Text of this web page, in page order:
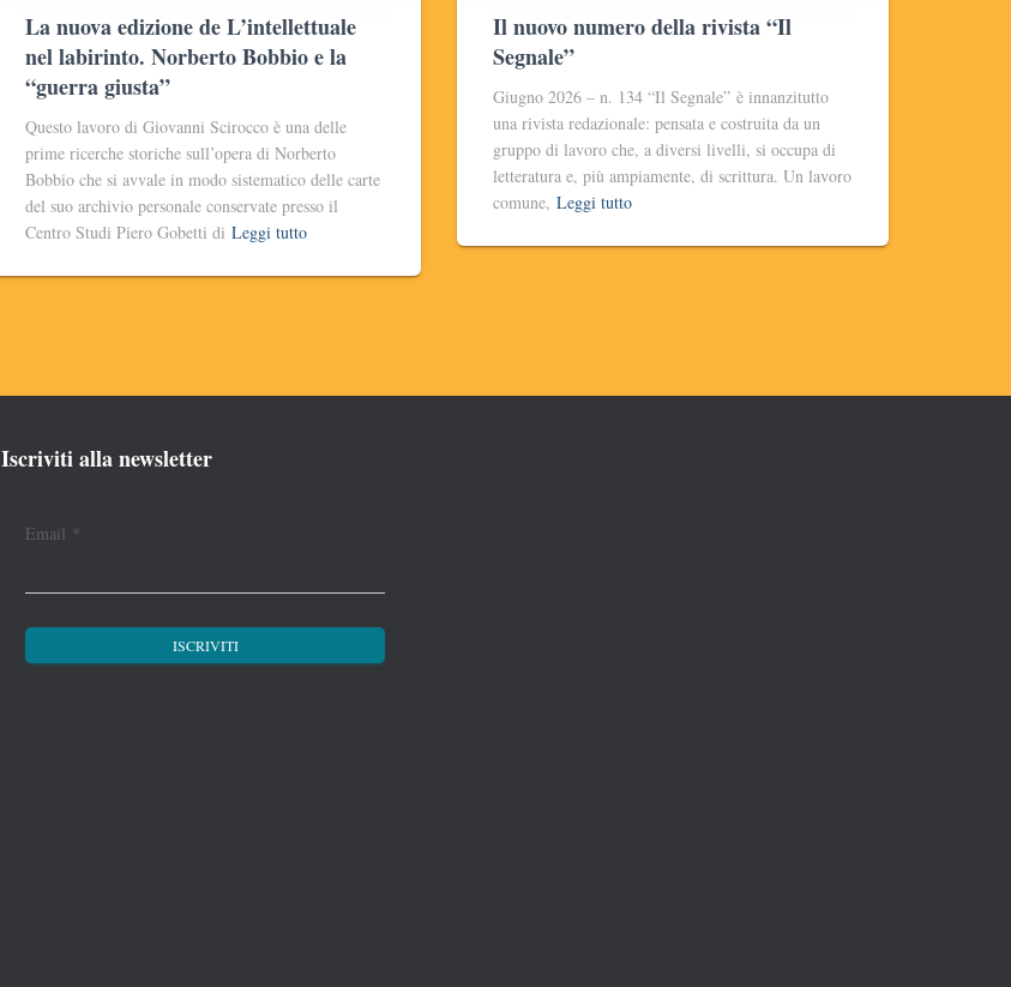
La nuova edizione de L’intellettuale
nel labirinto. Norberto Bobbio e la
“guerra giusta”
Questo lavoro di Giovanni Scirocco è una delle
prime ricerche storiche sull’opera di Norberto
Bobbio che si avvale in modo sistematico delle carte
del suo archivio personale conservate presso il
Centro Studi Piero Gobetti di Leggi tutto
Il nuovo numero della rivista “Il
Segnale”
Giugno 2026 – n. 134 “Il Segnale” è innanzitutto
una rivista redazionale: pensata e costruita da un
gruppo di lavoro che, a diversi livelli, si occupa di
letteratura e, più ampiamente, di scrittura. Un lavoro
comune, Leggi tutto
Iscriviti alla newsletter
Email *